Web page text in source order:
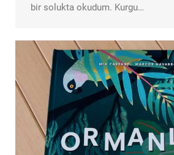
bir solukta okudum. Kurgu…